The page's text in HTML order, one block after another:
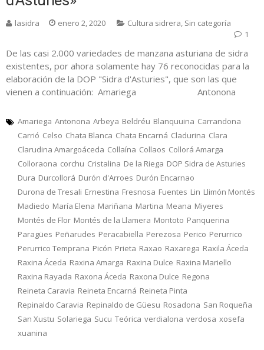
lasidra enero 2, 2020 Cultura sidrera, Sin categoría
1
De las casi 2.000 variedades de manzana asturiana de sidra
existentes, por ahora solamente hay 76 reconocidas para la
elaboración de la DOP "Sidra d'Asturies", que son las que
vienen a continuación: Amariega Antonona
Amariega Antonona Arbeya Beldréu Blanquuina Carrandona
Carrió Celso Chata Blanca Chata Encarná Cladurina Clara
Clarudina Amargoáceda Collaína Collaos Collorá Amarga
Colloraona corchu Cristalina De la Riega DOP Sidra de Asturies
Dura Durcollorá Durón d'Arroes Durón Encarnao
Durona de Tresali Ernestina Fresnosa Fuentes Lin Llimón Montés
Madiedo María Elena Mariñana Martina Meana Miyeres
Montés de Flor Montés de la Llamera Montoto Panquerina
Paragües Peñarudes Peracabiella Perezosa Perico Perurrico
Perurrico Temprana Picón Prieta Raxao Raxarega Raxila Áceda
Raxina Áceda Raxina Amarga Raxina Dulce Raxina Mariello
Raxina Rayada Raxona Áceda Raxona Dulce Regona
Reineta Caravia Reineta Encarná Reineta Pinta
Repinaldo Caravia Repinaldo de Güesu Rosadona San Roqueña
San Xustu Solariega Sucu Teórica verdialona verdosa xosefa
xuanina